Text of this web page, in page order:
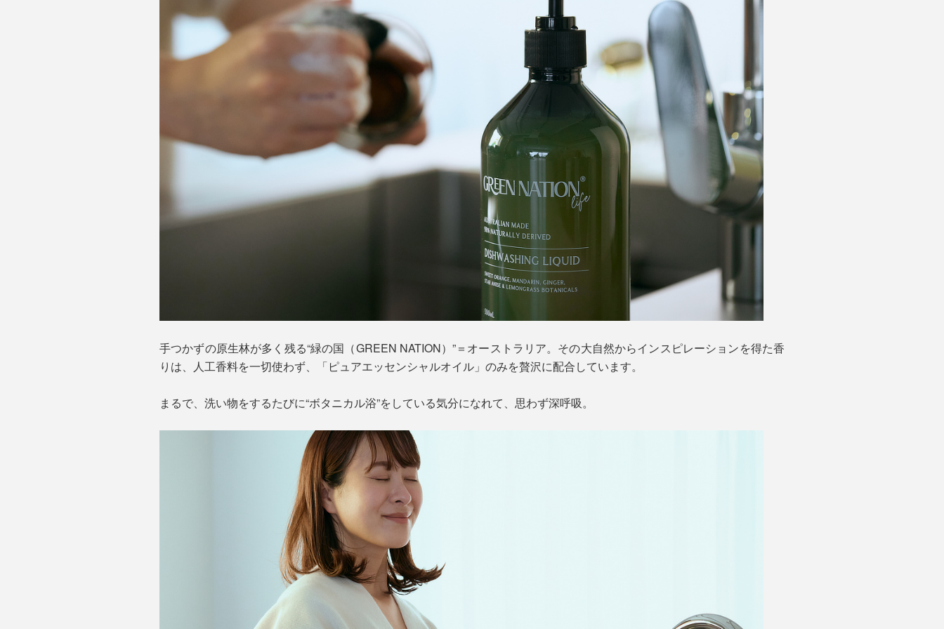
手つかずの原生林が多く残る“緑の国（GREEN NATION）”＝オーストラリア。その大自然からインスピレーションを得た香
りは、人工香料を一切使わず、「ピュアエッセンシャルオイル」のみを贅沢に配合しています。
まるで、洗い物をするたびに“ボタニカル浴”をしている気分になれて、思わず深呼吸。